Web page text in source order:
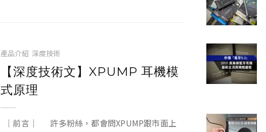
產品介紹 深度技術
【深度技術文】XPUMP 耳機模
式原理